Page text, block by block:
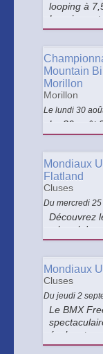
looping à
Looping est
participants
complète.
Mountain
Morillon
Morillon
Le lundi 30
Le 30 août
accueille
épreuves
spéciales
Montagnes
Mondiaux
Flatland
Cluses
Du mercredi
Découvrez
«
plane, cette
show
artistique.
Mondiaux
Cluses
Du jeudi 2
Le BMX
évoluent
courbes et